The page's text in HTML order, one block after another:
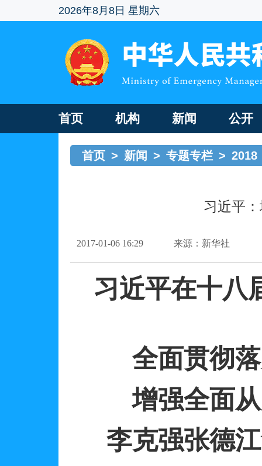
2026年8月8日 星期六
首页 机构 新闻 公开
首页 > 新闻 > 专题专栏 > 2018
习近平
2017-01-06 16:29 来源：新华社
习近平在十八
全面贯彻
增强全面
李克强张德